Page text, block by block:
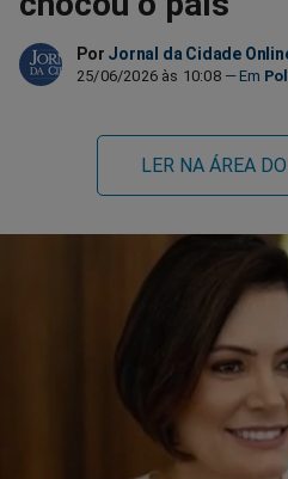
Por Jornal da Cidade
25/06/2026 às 10:08
LER NA ÁREA